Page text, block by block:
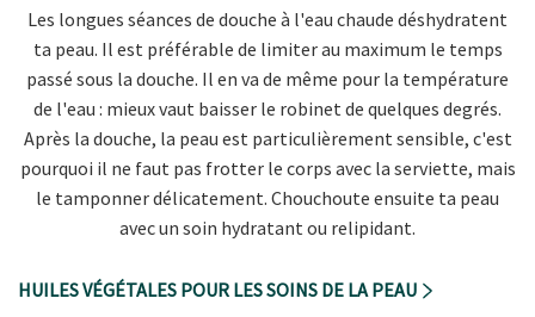
Les longues séances de douche à l'eau chaude déshydratent
ta peau. Il est préférable de limiter au maximum le temps
passé sous la douche. Il en va de même pour la température
de l'eau : mieux vaut baisser le robinet de quelques degrés.
Après la douche, la peau est particulièrement sensible, c'est
pourquoi il ne faut pas frotter le corps avec la serviette, mais
le tamponner délicatement. Chouchoute ensuite ta peau
avec un soin hydratant ou relipidant.
HUILES VÉGÉTALES POUR LES SOINS DE LA PEAU